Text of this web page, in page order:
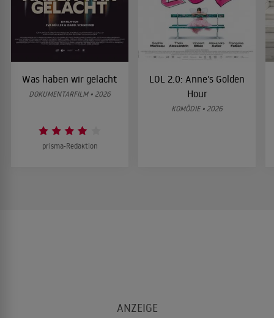
Was haben wir gelacht
DOKUMENTARFILM • 2026
prisma-Redaktion
LOL 2.0: Anne’s Golden
Hour
KOMÖDIE • 2026